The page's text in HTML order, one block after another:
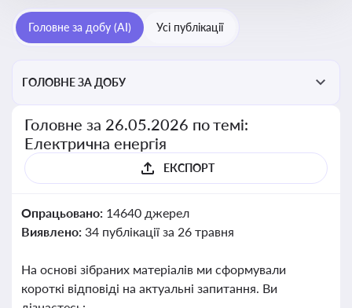
Головне за добу (AI) Усі публікації
ГОЛОВНЕ ЗА ДОБУ
Головне за 26.05.2026 по темі:
Електрична енергія
ЕКСПОРТ
Опрацьовано: 14640 джерел
Виявлено: 34 публікації за 26 травня
На основі зібраних матеріалів ми сформували
короткі відповіді на актуальні запитання. Ви